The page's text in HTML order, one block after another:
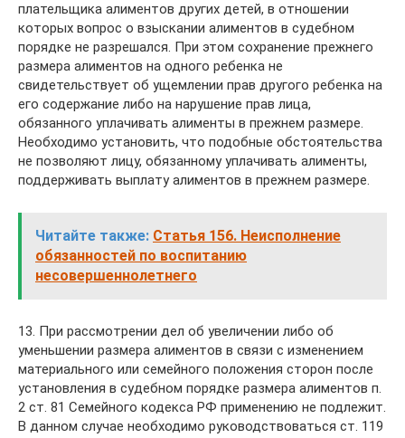
плательщика алиментов других детей, в отношении
которых вопрос о взыскании алиментов в судебном
порядке не разрешался. При этом сохранение прежнего
размера алиментов на одного ребенка не
свидетельствует об ущемлении прав другого ребенка на
его содержание либо на нарушение прав лица,
обязанного уплачивать алименты в прежнем размере.
Необходимо установить, что подобные обстоятельства
не позволяют лицу, обязанному уплачивать алименты,
поддерживать выплату алиментов в прежнем размере.
Читайте также: Статья 156. Неисполнение
обязанностей по воспитанию
несовершеннолетнего
13. При рассмотрении дел об увеличении либо об
уменьшении размера алиментов в связи с изменением
материального или семейного положения сторон после
установления в судебном порядке размера алиментов п.
2 ст. 81 Семейного кодекса РФ применению не подлежит.
В данном случае необходимо руководствоваться ст. 119